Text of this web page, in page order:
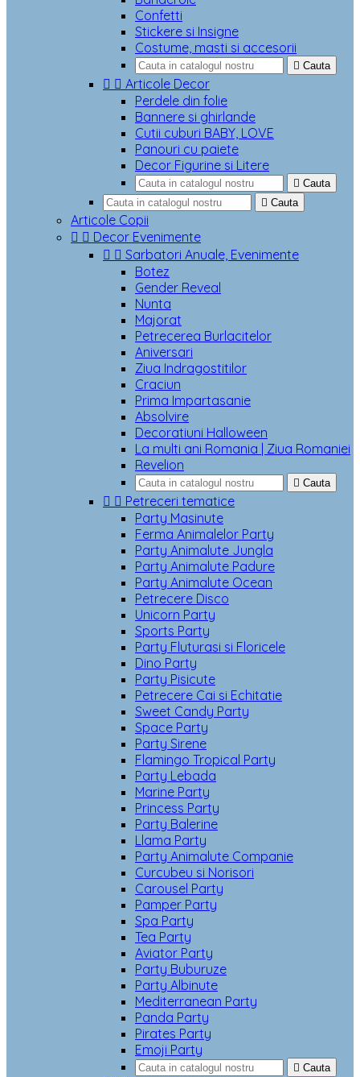
Confetti
Stickere si Insigne
Costume, masti si accesorii
 Cauta
  Articole Decor
Perdele din folie
Bannere si ghirlande
Cutii cuburi BABY, LOVE
Panouri cu paiete
Decor Figurine si Litere
 Cauta
 Cauta
Articole Copii
  Decor Evenimente
  Sarbatori Anuale, Evenimente
Botez
Gender Reveal
Nunta
Majorat
Petrecerea Burlacitelor
Aniversari
Ziua Indragostitilor
Craciun
Prima Impartasanie
Absolvire
Decoratiuni Halloween
La multi ani Romania | Ziua Romaniei
Revelion
 Cauta
  Petreceri tematice
Party Masinute
Ferma Animalelor Party
Party Animalute Jungla
Party Animalute Padure
Party Animalute Ocean
Petrecere Disco
Unicorn Party
Sports Party
Party Fluturasi si Floricele
Dino Party
Party Pisicute
Petrecere Cai si Echitatie
Sweet Candy Party
Space Party
Party Sirene
Flamingo Tropical Party
Party Lebada
Marine Party
Princess Party
Party Balerine
Llama Party
Party Animalute Companie
Curcubeu si Norisori
Carousel Party
Pamper Party
Spa Party
Tea Party
Aviator Party
Party Buburuze
Party Albinute
Mediterranean Party
Panda Party
Pirates Party
Emoji Party
 Cauta